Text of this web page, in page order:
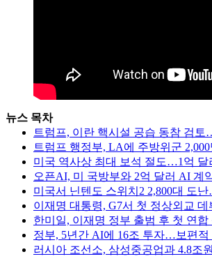
뉴스 목차
트럼프, 이란 핵시설 공습 동참 검
트럼프 행정부, LA에 주방위군
미국 역사상 최대 보석 절도…1억 달
오픈AI, 미 국방부와 2억 달러 AI
미국서 닌텐도 스위치2 2,800대 도
이재명 대통령, G7서 첫 정상외교
한미일, 이재명 정부 출범 후 첫 연
정부, 5년간 AI에 16조 투자…보편적
러시아 조선소, 삼성중공업과 4.8조